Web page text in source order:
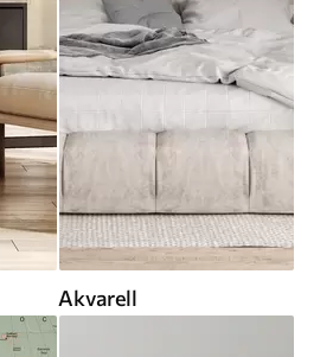
Akvarell